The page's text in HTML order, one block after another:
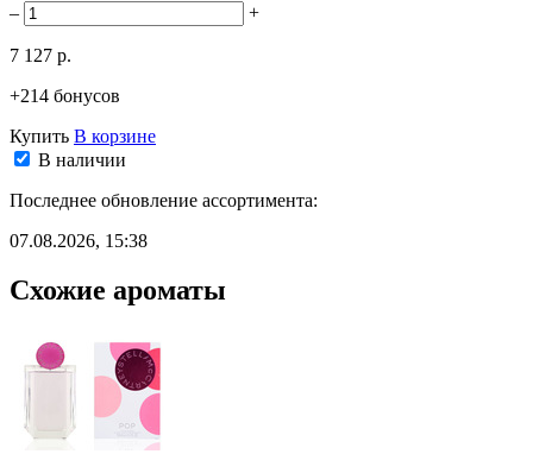
– +
7 127 р.
+214 бонусов
Купить В корзине
В наличии
Последнее обновление ассортимента:
07.08.2026, 15:38
Схожие ароматы